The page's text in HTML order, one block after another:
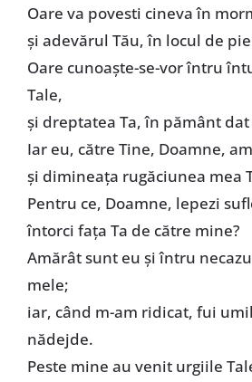
Oare va povesti cineva în
și adevărul Tău, în locul de
Oare cunoaște-se-vor întru
Tale,
și dreptatea Ta, în pământ
Iar eu, către Tine, Doamne,
și dimineața rugăciunea mea
Pentru ce, Doamne, lepezi
întorci fața Ta de către mine?
Amărât sunt eu și întru
mele;
iar, când m-am ridicat, fui
nădejde.
Peste mine au venit urgiile